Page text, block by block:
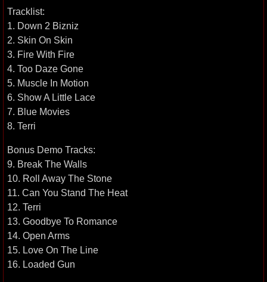
Tracklist:
1. Down 2 Bizniz
2. Skin On Skin
3. Fire With Fire
4. Too Daze Gone
5. Muscle In Motion
6. Show A Little Lace
7. Blue Movies
8. Terri
Bonus Demo Tracks:
9. Break The Walls
10. Roll Away The Stone
11. Can You Stand The Heat
12. Terri
13. Goodbye To Romance
14. Open Arms
15. Love On The Line
16. Loaded Gun